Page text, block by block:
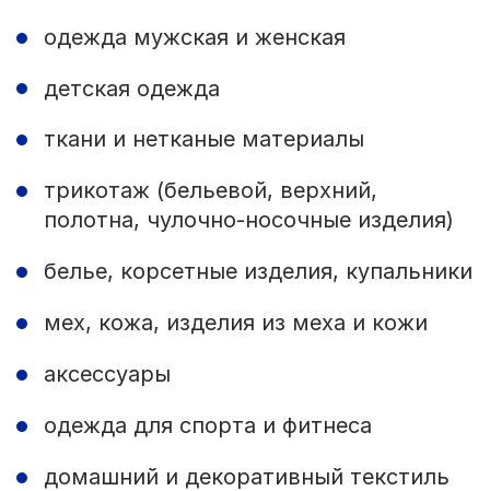
одежда мужская и женская
детская одежда
ткани и нетканые материалы
трикотаж (бельевой, верхний,
полотна, чулочно-носочные изделия)
белье, корсетные изделия, купальники
мех, кожа, изделия из меха и кожи
аксессуары
одежда для спорта и фитнеса
домашний и декоративный текстиль